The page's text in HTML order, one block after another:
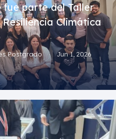
parte del Taller
Climática
Postgrado Jun 1, 2026